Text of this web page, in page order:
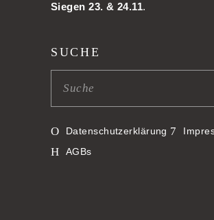
Siegen 23. & 24.11.
SUCHE
Datenschutzerklärung
AGBs